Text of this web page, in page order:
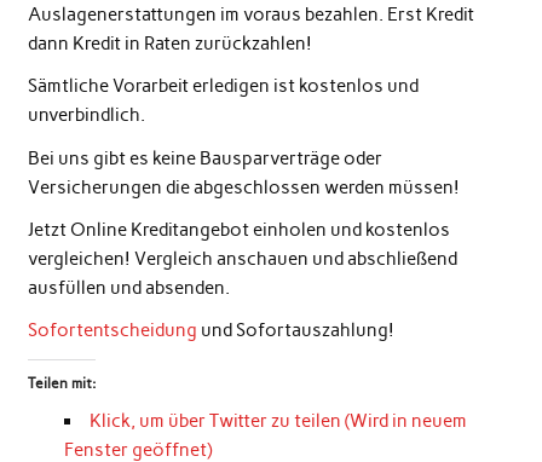
Auslagenerstattungen im voraus bezahlen. Erst Kredit
dann Kredit in Raten zurückzahlen!
Sämtliche Vorarbeit erledigen ist kostenlos und
unverbindlich.
Bei uns gibt es keine Bausparverträge oder
Versicherungen die abgeschlossen werden müssen!
Jetzt Online Kreditangebot einholen und kostenlos
vergleichen! Vergleich anschauen und abschließend
ausfüllen und absenden.
Sofortentscheidung und Sofortauszahlung!
Teilen mit:
Klick, um über Twitter zu teilen (Wird in neuem
Fenster geöffnet)